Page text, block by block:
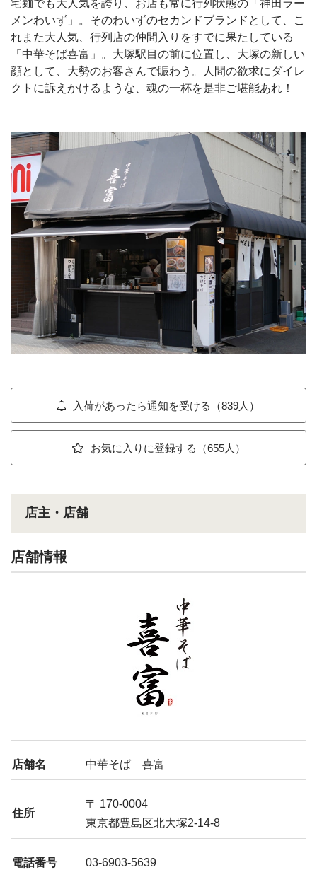
宅麺でも大人気を誇り、お店も常に行列状態の「神田ラー
メンわいず」。そのわいずのセカンドブランドとして、こ
れまた大人気、行列店の仲間入りをすでに果たしている
「中華そば喜富」。大塚駅目の前に位置し、大塚の新しい
顔として、大勢のお客さんで賑わう。人間の欲求にダイレ
クトに訴えかけるような、魂の一杯を是非ご堪能あれ！
入荷があったら通知を受ける（839人）
お気に入りに登録する（655人）
店主・店舗
店舗情報
店舗名 中華そば 喜富
住所
〒 170-0004
東京都豊島区北大塚2-14-8
電話番号 03-6903-5639